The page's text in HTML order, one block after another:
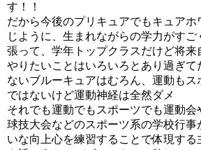
す！！
だから今後のプリキュアでもキュアホ
じように、生まれながらの学力がす
張って、学年トップクラスだけど将来
やりたいことはいろいろとあり過ぎて
ないブルーキュアはむろん、運動も
ではないけど運動神経は全然ダメ
それでも運動でもスポーツでも運動
球技大会などのスポーツ系の学校行事
いな向上心を練習することで体現す